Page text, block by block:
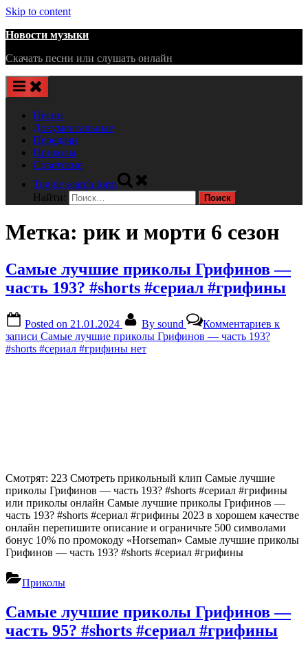
Skip to content
Новости музыки
Скачать песни или слушать онлайн
Песни
Документальные
Передачи
Приколы
Советские
Toggle search form
Найти:
Метка: рик и морти 6 сезон
Самые лучшие приколы Грифинов —
часть 193? #shorts #сериал #грифины
Posted on 21.01.2024 By sound Комментариев к
записи Самые лучшие приколы Грифинов — часть 193?
#shorts #сериал #грифины нет
Смотрят: 223 Смотреть прикольный клип Самые лучшие
приколы Грифинов — часть 193? #shorts #сериал #грифины
или приколы онлайн Самые лучшие приколы Грифинов —
часть 193? #shorts #сериал #грифины 2023 в хорошем качестве
онлайн перепишите описание и ограничьте 500 символами
бонус 10% по промокоду «Horseman» Самые лучшие приколы
Грифинов — часть 193? #shorts #сериал #грифины
Приколы
Самые лучшие приколы Грифинов —
часть 95? #shorts #сериал #грифины